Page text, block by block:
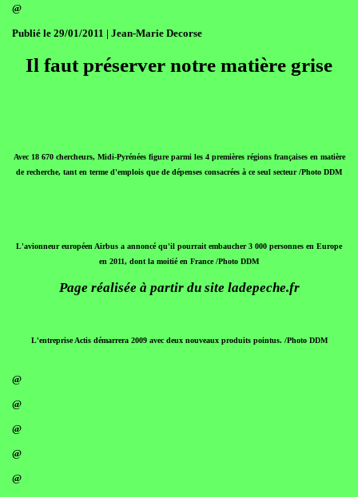
@
Publié le 29/01/2011 | Jean-Marie Decorse
Il faut préserver notre matière grise
Avec 18 670 chercheurs, Midi-Pyrénées figure parmi les 4 premières régions françaises en matière
de recherche, tant en terme d'emplois que de dépenses consacrées à ce seul secteur /Photo DDM
L'avionneur européen Airbus a annoncé qu'il pourrait embaucher 3 000 personnes en Europe
en 2011, dont la moitié en France /Photo DDM
Page réalisée à partir du site ladepeche.fr
L'entreprise Actis démarrera 2009 avec deux nouveaux produits pointus. /Photo DDM
@
@
@
@
@